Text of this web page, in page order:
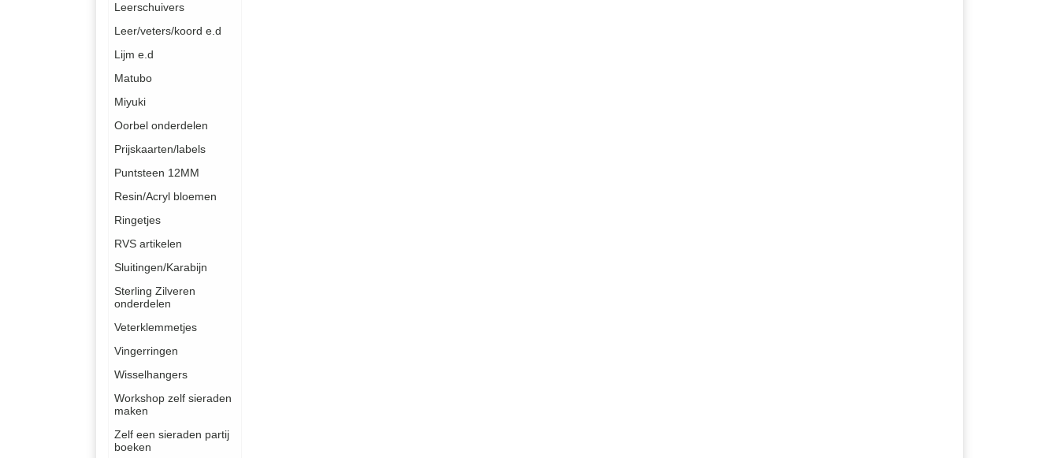
Leerschuivers
Leer/veters/koord e.d
Lijm e.d
Matubo
Miyuki
Oorbel onderdelen
Prijskaarten/labels
Puntsteen 12MM
Resin/Acryl bloemen
Ringetjes
RVS artikelen
Sluitingen/Karabijn
Sterling Zilveren
onderdelen
Veterklemmetjes
Vingerringen
Wisselhangers
Workshop zelf sieraden
maken
Zelf een sieraden partij
boeken